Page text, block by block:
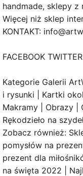
handmade, sklepy z
Więcej niż sklep
KONTAKT:
FACEBOOK
Kategorie Galerii
i rysunki | Kartki
Makramy | Obrazy |
Rękodzieło na
Zobacz również:
pomysłów na
prezent dla
na święta 2022 |